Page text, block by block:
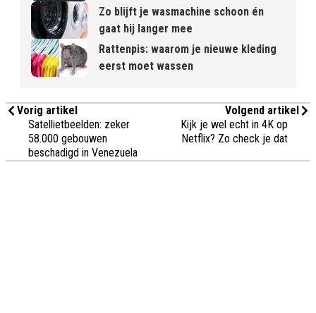
Zo blijft je wasmachine schoon én
gaat hij langer mee
Rattenpis: waarom je nieuwe kleding
eerst moet wassen
Vorig artikel
Satellietbeelden: zeker
58.000 gebouwen
beschadigd in Venezuela
Volgend artikel
Kijk je wel echt in 4K op
Netflix? Zo check je dat